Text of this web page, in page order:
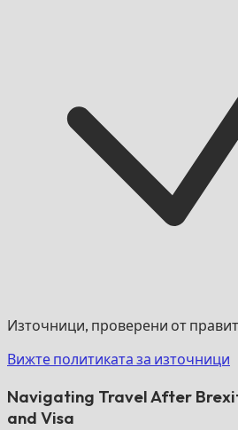
Източници, проверени от
Вижте политиката за източници
Navigating Travel After
and Visa